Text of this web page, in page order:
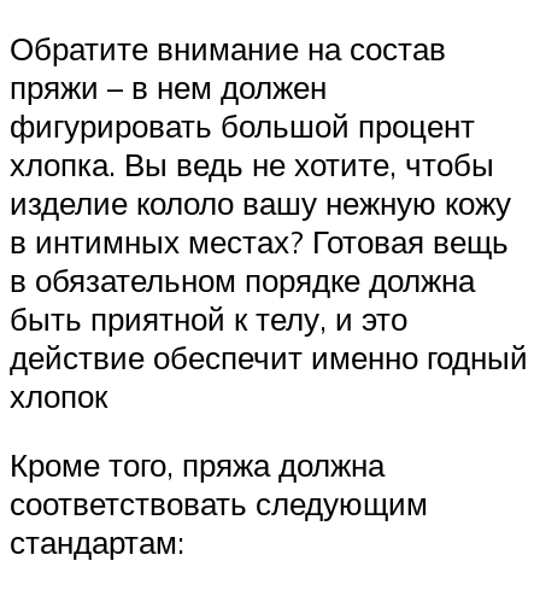
Обратите внимание на состав
пряжи – в нем должен
фигурировать большой процент
хлопка. Вы ведь не хотите, чтобы
изделие кололо вашу нежную кожу
в интимных местах? Готовая вещь
в обязательном порядке должна
быть приятной к телу, и это
действие обеспечит именно годный
хлопок
Кроме того, пряжа должна
соответствовать следующим
стандартам: